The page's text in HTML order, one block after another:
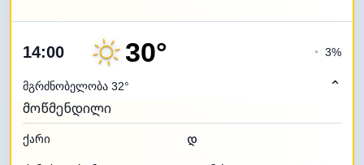
14:00 30°
მგრძნობელობა 32°
◔ 3%
⌃
მოწმენდილი
ქარი
დ